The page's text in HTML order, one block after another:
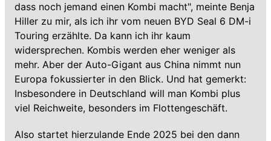
dass noch jemand einen Kombi macht", meinte Benja
Hiller zu mir, als ich ihr vom neuen BYD Seal 6 DM-i
Touring erzählte. Da kann ich ihr kaum
widersprechen. Kombis werden eher weniger als
mehr. Aber der Auto-Gigant aus China nimmt nun
Europa fokussierter in den Blick. Und hat gemerkt:
Insbesondere in Deutschland will man Kombi plus
viel Reichweite, besonders im Flottengeschäft.
Also startet hierzulande Ende 2025 bei den dann